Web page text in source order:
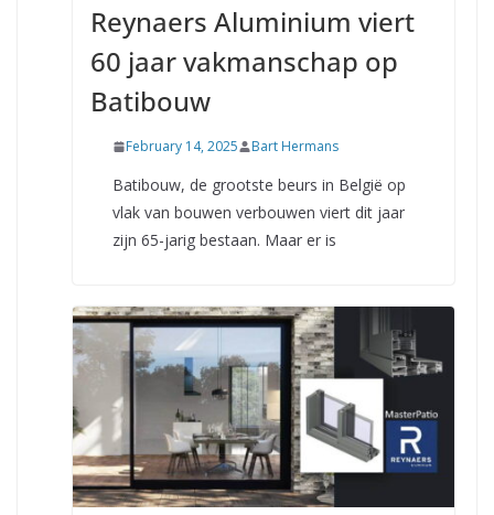
Reynaers Aluminium viert
60 jaar vakmanschap op
Batibouw
February 14, 2025 Bart Hermans
Batibouw, de grootste beurs in België op
vlak van bouwen verbouwen viert dit jaar
zijn 65-jarig bestaan. Maar er is